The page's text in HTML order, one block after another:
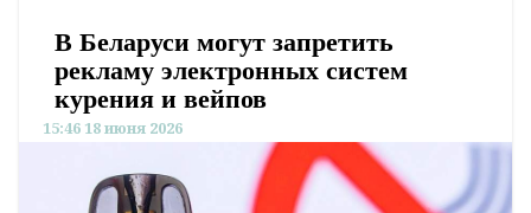
В Беларуси могут запретить
рекламу электронных систем
курения и вейпов
15:46 18 июня 2026